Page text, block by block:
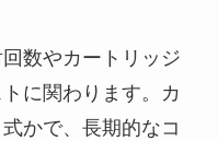
数やカートリッジ
に関わります。カ
かで、長期的なコ